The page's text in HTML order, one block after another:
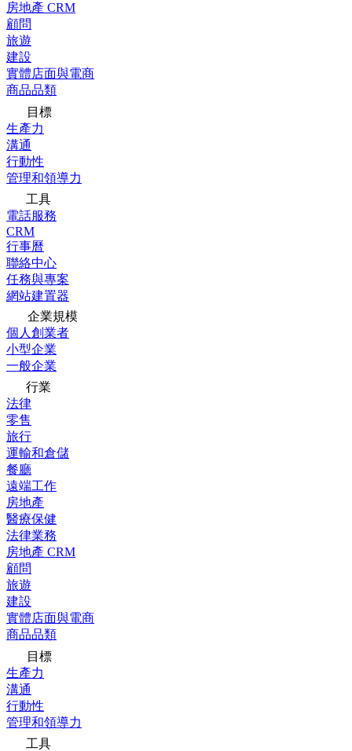
房地產 CRM
顧問
旅遊
建設
實體店面與電商
商品品類
目標
生產力
溝通
行動性
管理和領導力
工具
電話服務
CRM
行事曆
聯絡中心
任務與專案
網站建置器
企業規模
個人創業者
小型企業
一般企業
行業
法律
零售
旅行
運輸和倉儲
餐廳
遠端工作
房地產
醫療保健
法律業務
房地產 CRM
顧問
旅遊
建設
實體店面與電商
商品品類
目標
生產力
溝通
行動性
管理和領導力
工具